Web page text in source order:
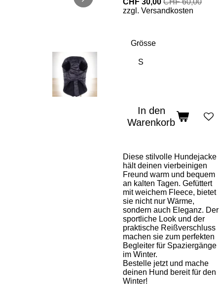
zzgl. Versandkosten
Grösse
In den
Warenkorb
Diese stilvolle Hundejacke
hält deinen vierbeinigen
Freund warm und bequem
an kalten Tagen. Gefüttert
mit weichem Fleece, bietet
sie nicht nur Wärme,
sondern auch Eleganz. Der
sportliche Look und der
praktische Reißverschluss
machen sie zum perfekten
Begleiter für Spaziergänge
im Winter.
Bestelle jetzt und mache
deinen Hund bereit für den
Winter!